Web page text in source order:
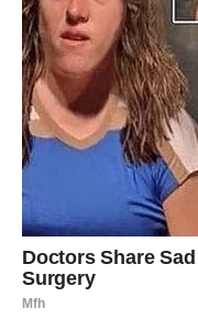
Pripremljene kiflice
Kiflice pokriti i ostaviti
nadođe.
Za kraj premažite
peći u prethodno
poprime zlatnosmeđu
sigurno će uživati!